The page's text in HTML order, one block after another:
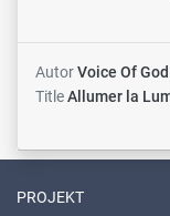
AutorVoice Of
TitleAllumer la
PROJEKT